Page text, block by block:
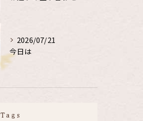
2026/07/21
今日は
Tags